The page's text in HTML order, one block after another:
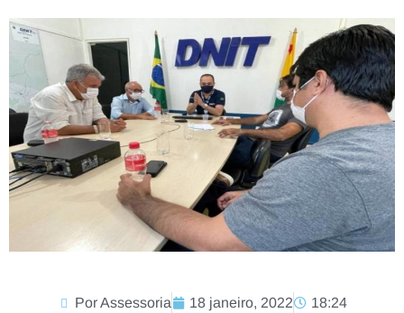
Por Assessoria 18 janeiro, 2022 18:24